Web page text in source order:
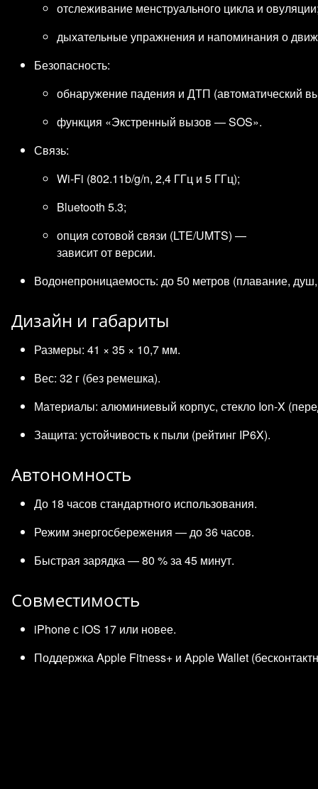
отслеживание менструального цикла и
дыхательные упражнения и напоминания о
Безопасность:
обнаружение падения и ДТП (автоматический
функция «Экстренный вызов — SOS».
Связь:
Wi‑Fi (802.11b/g/n, 2,4 ГГц и 5 ГГц);
Bluetooth 5.3;
опция сотовой связи (LTE/UMTS) —
зависит от версии.
Водонепроницаемость: до 50 метров (плавание,
Дизайн и габариты
Размеры: 41 × 35 × 10,7 мм.
Вес: 32 г (без ремешка).
Материалы: алюминиевый корпус, стекло Ion‑X
Защита: устойчивость к пыли (рейтинг IP6X).
Автономность
До 18 часов стандартного использования.
Режим энергосбережения — до 36 часов.
Быстрая зарядка — 80 % за 45 минут.
Совместимость
iPhone с iOS 17 или новее.
Поддержка Apple Fitness+ и Apple Wallet